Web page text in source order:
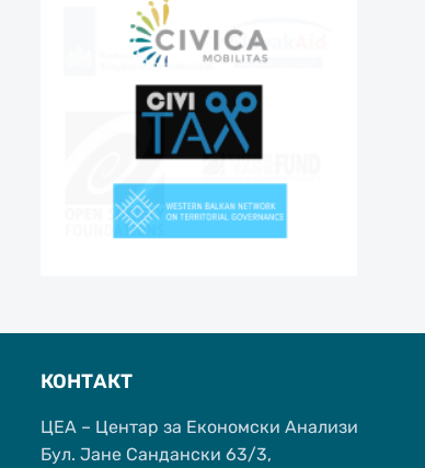
КОНТАКТ
ЦЕА – Центар за Економски Анализи
Бул. Јане Сандански 63/3,